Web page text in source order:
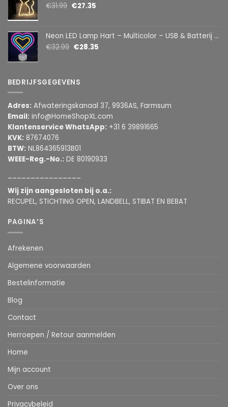
€31.99 €27.35
Neon LED Lamp Hart – Multicolor – USB & Batterij – Hartvormige Sfeerlamp – Kinderkamer & Slaapkamer – 25,2 x 23 cm
€32.99 €28.35
BEDRIJFSGEGEVENS
Adres: Afwateringskanaal 37, 9936AS, Farmsum
Email: info@HomeShopXL.com
Klantenservice WhatsApp: +31 6 39891665
KVK: 87674076
BTW: NL864365913B01
WEEE-Reg.-No.: DE 80190933
Wij zijn aangesloten bij o.a.:
RECUPEL, STICHTING OPEN, LANDBELL, STIBAT EN BEBAT
PAGINA’S
Afrekenen
Algemene voorwaarden
Bestelinformatie
Blog
Contact
Herroepen / Retour aanmelden
Home
Mijn account
Over ons
Privacybeleid